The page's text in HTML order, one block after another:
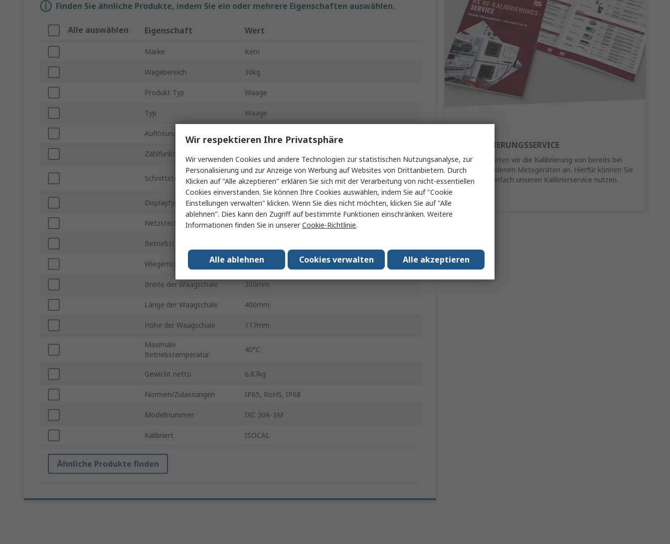
RE-KALIBRIERUNGSSERVICE
Als Service bieten wir die Kalibrierung von bereits bei
Ihnen vorhandenen Messgeräten an. Hierfür können Sie
schnell und einfach unseren Kalibrierservice nutzen.
Finden Sie ähnliche Produkte, indem Sie ein oder mehrere Eigenschaften auswählen.
Alle auswählen Eigenschaft Wert
Marke Kern
Wägebereich 30kg
Produkt Typ Waage
Typ Waage
Auflösung
Zählfunktion
Schnittstellentyp
WLAN, Analog, USB-Gerät, RS232, Ethernet,
Bluetooth 4.0
Displaytyp LCD
Netzstecker Typ USB
Betriebstemperatur min.
Wiegemodi G, Stück, kg
Breite der Waagschale 300mm
Länge der Waagschale 400mm
Höhe der Waagschale 117mm
Maximale
Betriebstemperatur
40°C
Gewicht netto 6.87kg
Normen/Zulassungen IP65, RoHS, IP68
Modellnummer IXC 30K-3M
Kalibriert ISOCAL
Ähnliche Produkte finden
Wir respektieren Ihre Privatsphäre
Wir verwenden Cookies und andere Technologien zur statistischen Nutzungsanalyse, zur
Personalisierung und zur Anzeige von Werbung auf Websites von Drittanbietern. Durch
Klicken auf "Alle akzeptieren" erklären Sie sich mit der Verarbeitung von nicht-essentiellen
Cookies einverstanden. Sie können Ihre Cookies auswählen, indem Sie auf "Cookie
Einstellungen verwalten" klicken. Wenn Sie dies nicht möchten, klicken Sie auf "Alle
ablehnen". Dies kann den Zugriff auf bestimmte Funktionen einschränken. Weitere
Informationen finden Sie in unsererCookie-Richtlinie.
Alle akzeptieren
Cookies verwalten
Alle ablehnen